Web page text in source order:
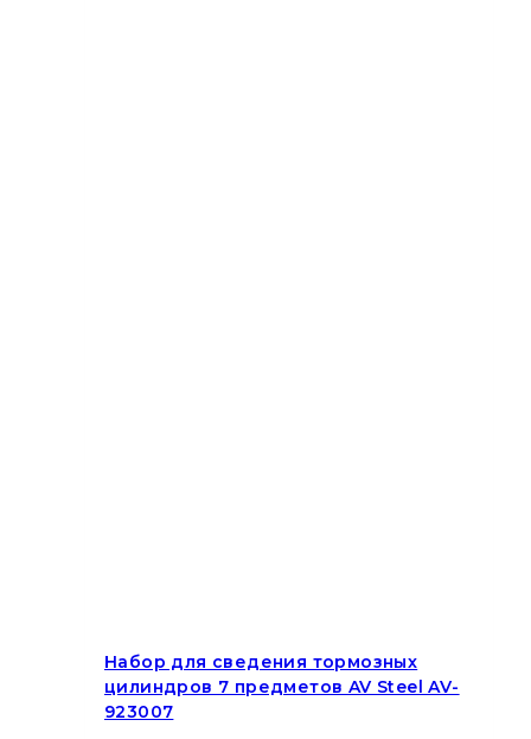
Набор для сведения тормозных
цилиндров 7 предметов AV Steel AV-
923007